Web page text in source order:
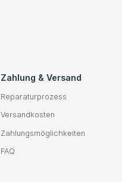
Zahlung & Versand
Reparaturprozess
Versandkosten
Zahlungsmöglichkeiten
FAQ